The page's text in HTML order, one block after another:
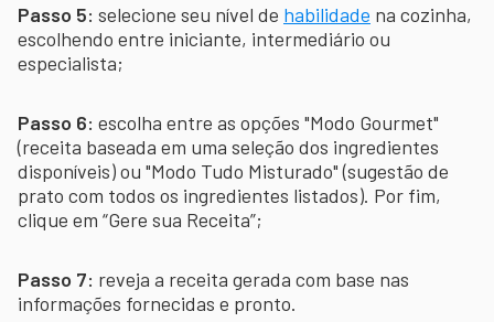
Passo 5: selecione seu nível de habilidade na cozinha,
escolhendo entre iniciante, intermediário ou
especialista;
Passo 6: escolha entre as opções "Modo Gourmet"
(receita baseada em uma seleção dos ingredientes
disponíveis) ou "Modo Tudo Misturado" (sugestão de
prato com todos os ingredientes listados). Por fim,
clique em “Gere sua Receita”;
Passo 7: reveja a receita gerada com base nas
informações fornecidas e pronto.